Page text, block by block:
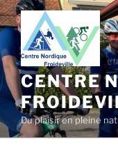
Aller
au
contenu
principal
CENTRE
Du plaisir en pleine